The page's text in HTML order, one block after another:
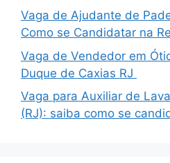
Vaga de Ajudante de
Como se Candidatar na
Vaga de Vendedor em
Duque de Caxias RJ
Vaga para Auxiliar de
(RJ): saiba como se